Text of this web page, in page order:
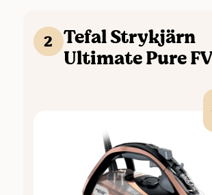
Pris: ca. 1.300 kr
2 Tefal Strykjärn
Ultimate Pure